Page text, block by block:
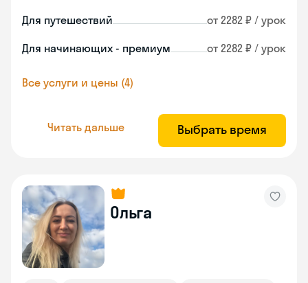
Для путешествий от 2282 ₽ / урок
Для начинающих - премиум от 2282 ₽ / урок
Все услуги и цены (4)
Читать дальше Выбрать время
Ольга